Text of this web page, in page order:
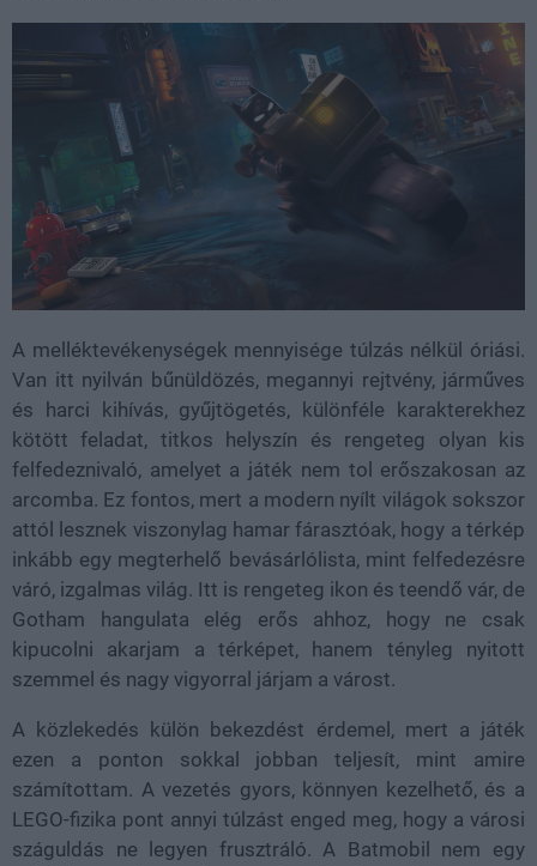
A melléktevékenységek mennyisége túlzás nélkül óriási.
Van itt nyilván bűnüldözés, megannyi rejtvény, járműves
és harci kihívás, gyűjtögetés, különféle karakterekhez
kötött feladat, titkos helyszín és rengeteg olyan kis
felfedeznivaló, amelyet a játék nem tol erőszakosan az
arcomba. Ez fontos, mert a modern nyílt világok sokszor
attól lesznek viszonylag hamar fárasztóak, hogy a térkép
inkább egy megterhelő bevásárlólista, mint felfedezésre
váró, izgalmas világ. Itt is rengeteg ikon és teendő vár, de
Gotham hangulata elég erős ahhoz, hogy ne csak
kipucolni akarjam a térképet, hanem tényleg nyitott
szemmel és nagy vigyorral járjam a várost.
A közlekedés külön bekezdést érdemel, mert a játék
ezen a ponton sokkal jobban teljesít, mint amire
számítottam. A vezetés gyors, könnyen kezelhető, és a
LEGO-fizika pont annyi túlzást enged meg, hogy a városi
száguldás ne legyen frusztráló. A Batmobil nem egy